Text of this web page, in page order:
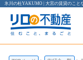
氷川の杜YAKUMO | 大宮の賃貸のこ
スイーツ